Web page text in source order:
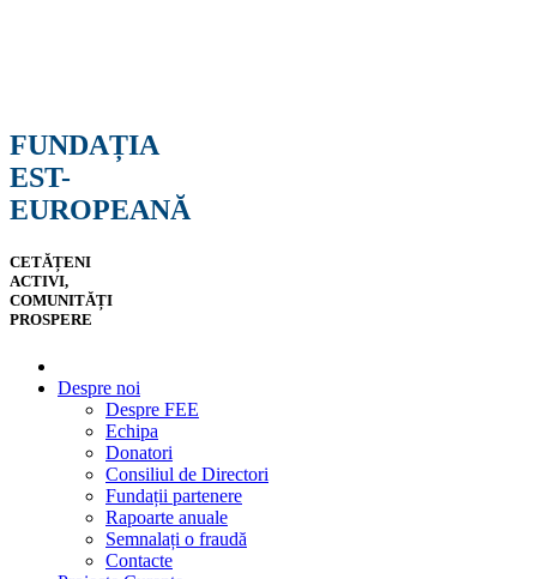
FUNDAȚIA
EST-
EUROPEANĂ
CETĂȚENI
ACTIVI,
COMUNITĂȚI
PROSPERE
Despre noi
Despre FEE
Echipa
Donatori
Consiliul de Directori
Fundații partenere
Rapoarte anuale
Semnalați o fraudă
Contacte